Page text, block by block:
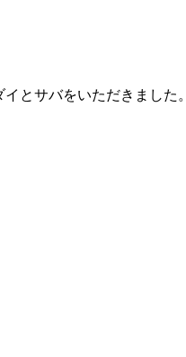
とサバをいただきました。